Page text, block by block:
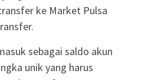
ke Market Pulsa
sebagai saldo akun
unik yang harus